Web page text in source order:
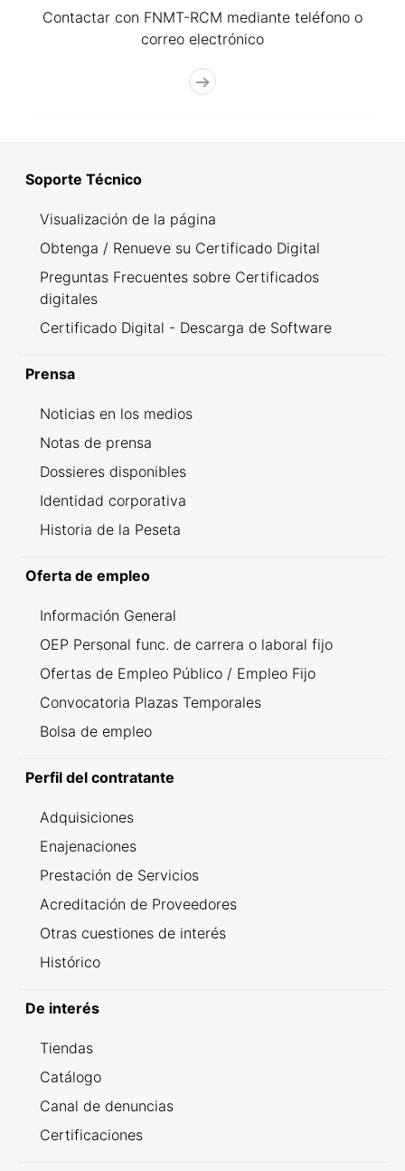
Contactar con FNMT-RCM mediante teléfono o
correo electrónico
Soporte Técnico
Visualización de la página
Obtenga / Renueve su Certificado Digital
Preguntas Frecuentes sobre Certificados
digitales
Certificado Digital - Descarga de Software
Prensa
Noticias en los medios
Notas de prensa
Dossieres disponibles
Identidad corporativa
Historia de la Peseta
Oferta de empleo
Información General
OEP Personal func. de carrera o laboral fijo
Ofertas de Empleo Público / Empleo Fijo
Convocatoria Plazas Temporales
Bolsa de empleo
Perfil del contratante
Adquisiciones
Enajenaciones
Prestación de Servicios
Acreditación de Proveedores
Otras cuestiones de interés
Histórico
De interés
Tiendas
Catálogo
Canal de denuncias
Certificaciones